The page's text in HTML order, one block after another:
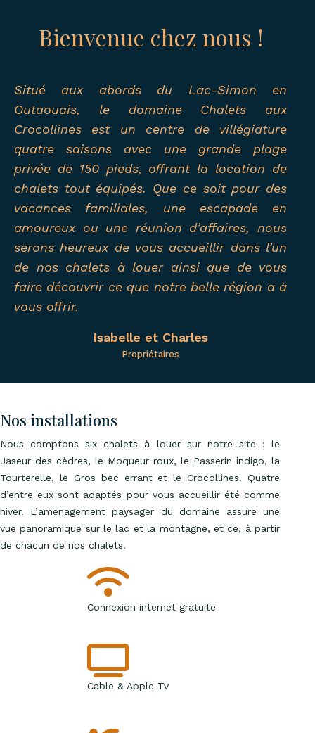
Bienvenue chez nous !
Situé aux abords du Lac-Simon en
Outaouais, le domaine Chalets aux
Crocollines est un centre de villégiature
quatre saisons avec une grande plage
privée de 150 pieds, offrant la location de
chalets tout équipés. Que ce soit pour des
vacances familiales, une escapade en
amoureux ou une réunion d’affaires, nous
serons heureux de vous accueillir dans l’un
de nos chalets à louer ainsi que de vous
faire découvrir ce que notre belle région a à
vous offrir.
Isabelle et Charles
Propriétaires
Nos installations
Nous comptons six chalets à louer sur notre site : le
Jaseur des cèdres, le Moqueur roux, le Passerin indigo, la
Tourterelle, le Gros bec errant et le Crocollines. Quatre
d’entre eux sont adaptés pour vous accueillir été comme
hiver. L’aménagement paysager du domaine assure une
vue panoramique sur le lac et la montagne, et ce, à partir
de chacun de nos chalets.
Connexion internet gratuite
Cable & Apple Tv